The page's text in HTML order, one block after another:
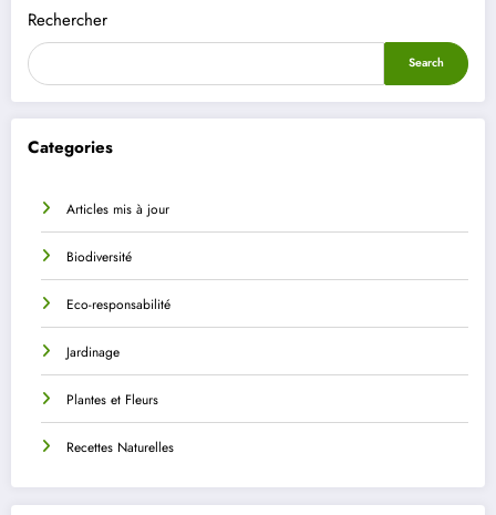
Rechercher
Search
Categories
Articles mis à jour
Biodiversité
Eco-responsabilité
Jardinage
Plantes et Fleurs
Recettes Naturelles